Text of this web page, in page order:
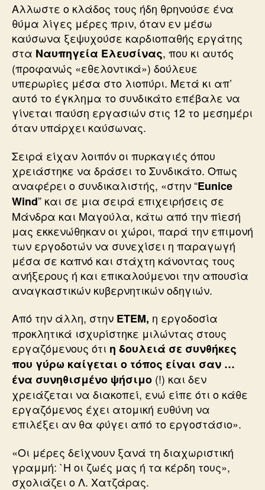
Αλλωστε ο κλάδος τους ήδη θρηνούσε ένα
θύμα λίγες μέρες πριν, όταν εν μέσω
καύσωνα ξεψυχούσε καρδιοπαθής εργάτης
στα Ναυπηγεία Ελευσίνας, που κι αυτός
(προφανώς «εθελοντικά») δούλευε
υπερωρίες μέσα στο λιοπύρι. Μετά κι απ’
αυτό το έγκλημα το συνδικάτο επέβαλε να
γίνεται παύση εργασιών στις 12 το μεσημέρι
όταν υπάρχει καύσωνας.
Σειρά είχαν λοιπόν οι πυρκαγιές όπου
χρειάστηκε να δράσει το Συνδικάτο. Οπως
αναφέρει ο συνδικαλιστής, «στην “Eunice
Wind” και σε μια σειρά επιχειρήσεις σε
Μάνδρα και Μαγούλα, κάτω από την πίεσή
μας εκκενώθηκαν οι χώροι, παρά την επιμονή
των εργοδοτών να συνεχίσει η παραγωγή
μέσα σε καπνό και στάχτη κάνοντας τους
ανήξερους ή και επικαλούμενοι την απουσία
αναγκαστικών κυβερνητικών οδηγιών.
Από την άλλη, στην ΕΤΕΜ, η εργοδοσία
προκλητικά ισχυρίστηκε μιλώντας στους
εργαζόμενους ότι η δουλειά σε συνθήκες
που γύρω καίγεται ο τόπος είναι σαν …
ένα συνηθισμένο ψήσιμο (!) και δεν
χρειάζεται να διακοπεί, ενώ είπε ότι ο κάθε
εργαζόμενος έχει ατομική ευθύνη να
επιλέξει αν θα φύγει από το εργοστάσιο».
«Οι μέρες δείχνουν ξανά τη διαχωριστική
γραμμή: `Η οι ζωές μας ή τα κέρδη τους»,
σχολιάζει ο Λ. Χατζάρας.